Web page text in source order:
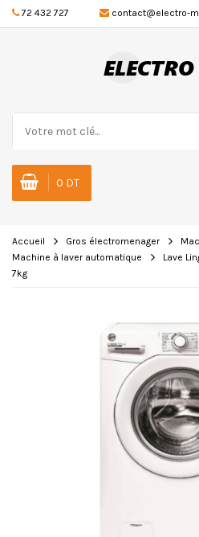
72 432 727 contact@electro-
0 DT
Accueil Gros électromenager
Machine à laver automatique
Lave
7kg